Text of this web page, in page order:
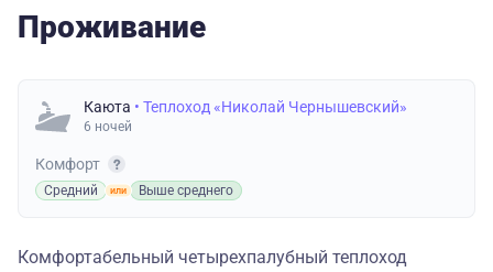
Проживание
Каюта • Теплоход «Николай Чернышевский»
6 ночей
Комфорт
Средний Выше среднего
Комфортабельный четырехпалубный теплоход